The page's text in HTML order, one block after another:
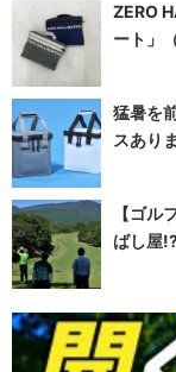
ZERO
ート」
猛暑を
スあり
【ゴ
ばし屋